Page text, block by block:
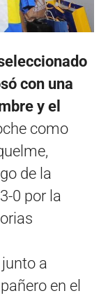
con una
y el
como
de la
0 por la
a
en el